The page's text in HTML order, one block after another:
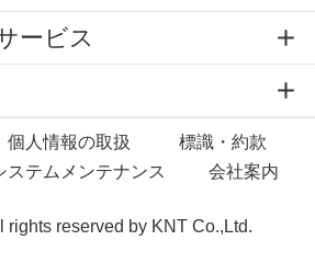
ービス
個人情報の取扱
標識・約款
ステムメンテナンス 会社案内
rights reserved by KNT Co.,Ltd.